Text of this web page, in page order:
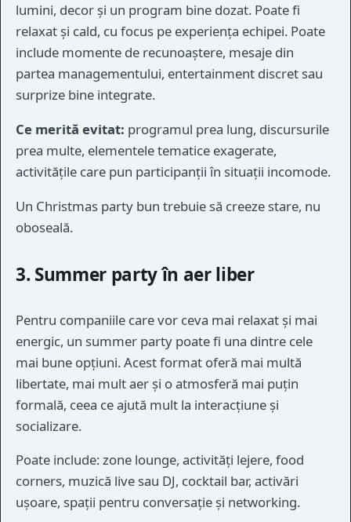
lumini, decor și un program bine dozat. Poate fi
relaxat și cald, cu focus pe experiența echipei. Poate
include momente de recunoaștere, mesaje din
partea managementului, entertainment discret sau
surprize bine integrate.
Ce merită evitat: programul prea lung, discursurile
prea multe, elementele tematice exagerate,
activitățile care pun participanții în situații incomode.
Un Christmas party bun trebuie să creeze stare, nu
oboseală.
3. Summer party în aer liber
Pentru companiile care vor ceva mai relaxat și mai
energic, un summer party poate fi una dintre cele
mai bune opțiuni. Acest format oferă mai multă
libertate, mai mult aer și o atmosferă mai puțin
formală, ceea ce ajută mult la interacțiune și
socializare.
Poate include: zone lounge, activități lejere, food
corners, muzică live sau DJ, cocktail bar, activări
ușoare, spații pentru conversație și networking.